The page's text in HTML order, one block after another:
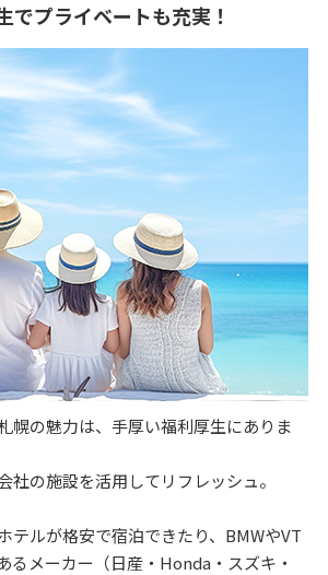
でプライベートも充実！
幌の魅力は、手厚い福利厚生にありま
社の施設を活用してリフレッシュ。
テルが格安で宿泊できたり、BMWやVT
るメーカー（日産・Honda・スズキ・